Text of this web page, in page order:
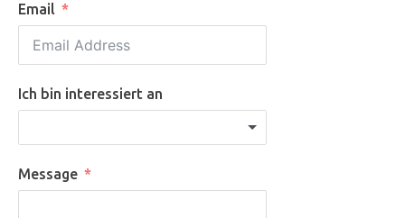
Email
Ich bin interessiert an
Message